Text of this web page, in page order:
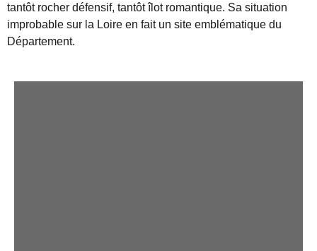
tantôt rocher défensif, tantôt îlot romantique. Sa situation
improbable sur la Loire en fait un site emblématique du
Département.